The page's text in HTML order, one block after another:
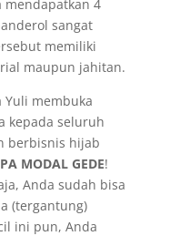
mendapatkan 4
sangat
memiliki
maupun jahitan.
Yuli membuka
kepada seluruh
berbisnis hijab
MODAL GEDE!
Anda sudah bisa
(tergantung)
ini pun, Anda